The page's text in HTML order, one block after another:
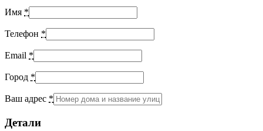
Имя *
Телефон *
Email *
Город *
Ваш адрес *
Детали